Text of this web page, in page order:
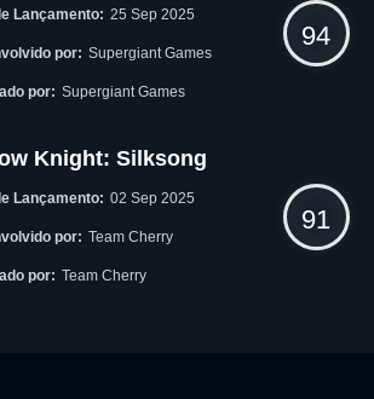
Lançamento: 25 Sep 2025
por: Supergiant Games
por: Supergiant Games
94
Knight: Silksong
Lançamento: 02 Sep 2025
por: Team Cherry
por: Team Cherry
91